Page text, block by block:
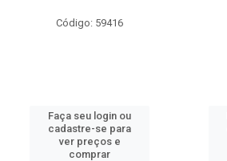
Código: 59416
Faça seu login ou
cadastre-se para
ver preços e
comprar